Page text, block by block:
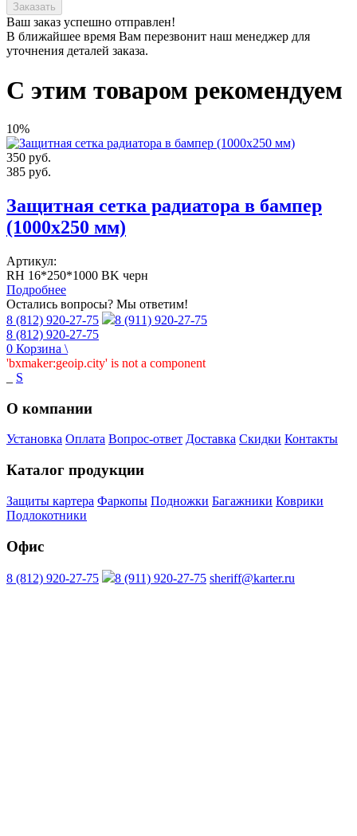
Заказать
Ваш заказ успешно отправлен!
В ближайшее время Вам перезвонит наш менеджер для
уточнения деталей заказа.
С этим товаром рекомендуем
10%
350 руб.
385 руб.
Защитная сетка радиатора в бампер
(1000х250 мм)
Артикул:
RH 16*250*1000 BK черн
Подробнее
Остались вопросы? Мы ответим!
8 (812) 920-27-75
8 (911) 920-27-75
8 (812) 920-27-75
0 Корзина \
'bxmaker:geoip.city' is not a component
S
О компании
Установка Оплата Вопрос-ответ Доставка Скидки Контакты
Каталог продукции
Защиты картера Фаркопы Подножки Багажники Коврики
Подлокотники
Офис
8 (812) 920-27-75 8 (911) 920-27-75 sheriff@karter.ru